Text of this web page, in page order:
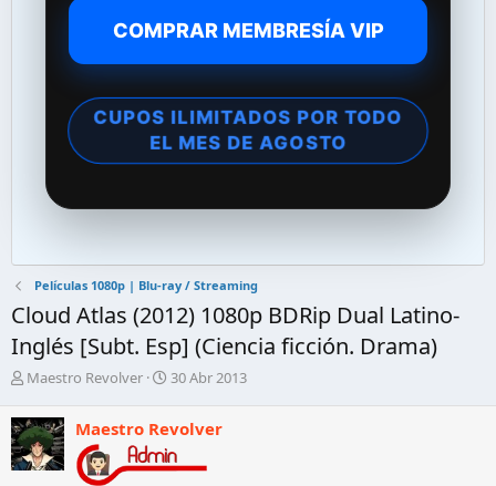
COMPRAR MEMBRESÍA VIP
CUPOS ILIMITADOS POR TODO
EL MES DE AGOSTO
Películas 1080p | Blu-ray / Streaming
Cloud Atlas (2012) 1080p BDRip Dual Latino-
Inglés [Subt. Esp] (Ciencia ficción. Drama)
A
t
o
r
d
Maestro Revolver
F
h
a
d
30 Abr 2013
Maestro Revolver